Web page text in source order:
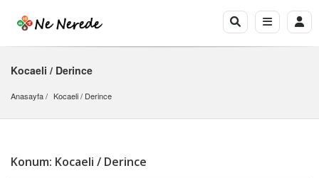
Kocaeli / Derince
Anasayfa Kocaeli / Derince
Konum: Kocaeli / Derince